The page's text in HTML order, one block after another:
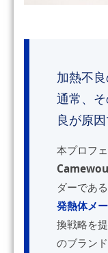
加熱不
通常、
良が原
本プロフ
ダーであ
発熱体メ
換戦略を
のブラン